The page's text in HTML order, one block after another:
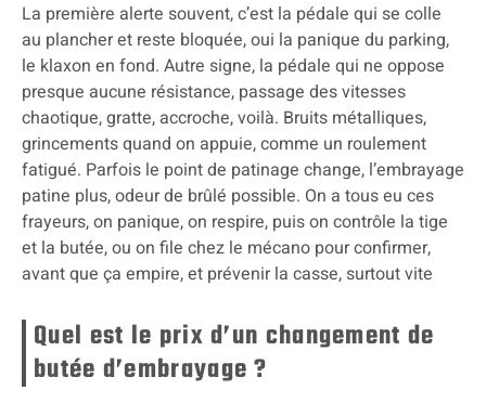
La première alerte souvent, c’est la pédale qui se colle
au plancher et reste bloquée, oui la panique du parking,
le klaxon en fond. Autre signe, la pédale qui ne oppose
presque aucune résistance, passage des vitesses
chaotique, gratte, accroche, voilà. Bruits métalliques,
grincements quand on appuie, comme un roulement
fatigué. Parfois le point de patinage change, l’embrayage
patine plus, odeur de brûlé possible. On a tous eu ces
frayeurs, on panique, on respire, puis on contrôle la tige
et la butée, ou on file chez le mécano pour confirmer,
avant que ça empire, et prévenir la casse, surtout vite
Quel est le prix d’un changement de
butée d’embrayage ?